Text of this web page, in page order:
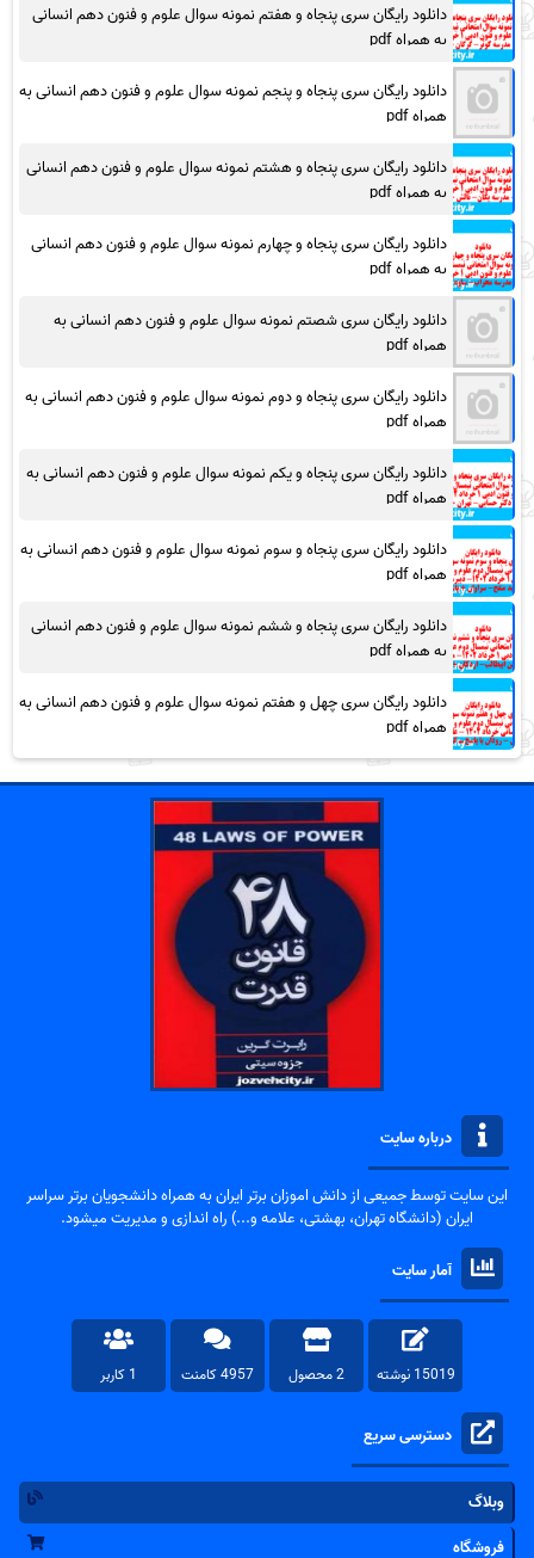
دانلود رایگان سری پنجاه و هفتم نمونه سوال علوم و فنون دهم انسانی
به همراه pdf
دانلود رایگان سری پنجاه و پنجم نمونه سوال علوم و فنون دهم انسانی به
همراه pdf
دانلود رایگان سری پنجاه و هشتم نمونه سوال علوم و فنون دهم انسانی
به همراه pdf
دانلود رایگان سری پنجاه و چهارم نمونه سوال علوم و فنون دهم انسانی
به همراه pdf
دانلود رایگان سری شصتم نمونه سوال علوم و فنون دهم انسانی به
همراه pdf
دانلود رایگان سری پنجاه و دوم نمونه سوال علوم و فنون دهم انسانی به
همراه pdf
دانلود رایگان سری پنجاه و یکم نمونه سوال علوم و فنون دهم انسانی به
همراه pdf
دانلود رایگان سری پنجاه و سوم نمونه سوال علوم و فنون دهم انسانی به
همراه pdf
دانلود رایگان سری پنجاه و ششم نمونه سوال علوم و فنون دهم انسانی
به همراه pdf
دانلود رایگان سری چهل و هفتم نمونه سوال علوم و فنون دهم انسانی به
همراه pdf
درباره سایت
این سایت توسط جمیعی از دانش اموزان برتر ایران به همراه دانشجویان برتر سراسر
ایران (دانشگاه تهران، بهشتی، علامه و...) راه اندازی و مدیریت میشود.
آمار سایت
15019 نوشته 2 محصول 4957 کامنت 1 کاربر
دسترسی سریع
وبلاگ
فروشگاه